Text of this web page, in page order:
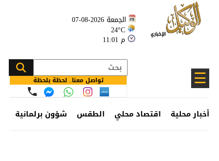
الجمعة 2026-08-07
24°C
11:01 م
☰ تواصل معنا.. لحظة بلحظة
أخبار محلية اقتصاد محلي الطقس شؤون برلمانية